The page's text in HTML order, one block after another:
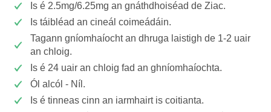
Is é 2.5mg/6.25mg an gnáthdhoiséad de Ziac.
Is táibléad an cineál coimeádáin.
Tagann gníomhaíocht an dhruga laistigh de 1-2 uair
an chloig.
Is é 24 uair an chloig fad an ghníomhaíochta.
Ól alcól - Níl.
Is é tinneas cinn an iarmhairt is coitianta.